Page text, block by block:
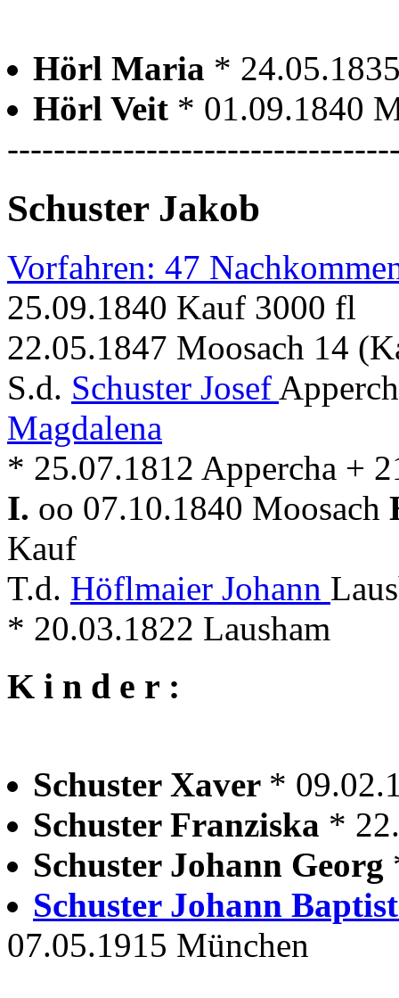
Hörl Maria *
Hörl Veit * 01.09.1840
Schuster Jakob
Vorfahren: 47
25.09.1840 Kauf 3000 fl
22.05.1847 Moosach 14
S.d. Schuster Josef
Magdalena
* 25.07.1812 Appercha +
I. oo 07.10.1840 Moosach
Kauf
T.d. Höflmaier Johann
* 20.03.1822 Lausham
K i n d e r :
Schuster Xaver *
Schuster Franziska *
Schuster Johann Georg
Schuster Johann
07.05.1915 München